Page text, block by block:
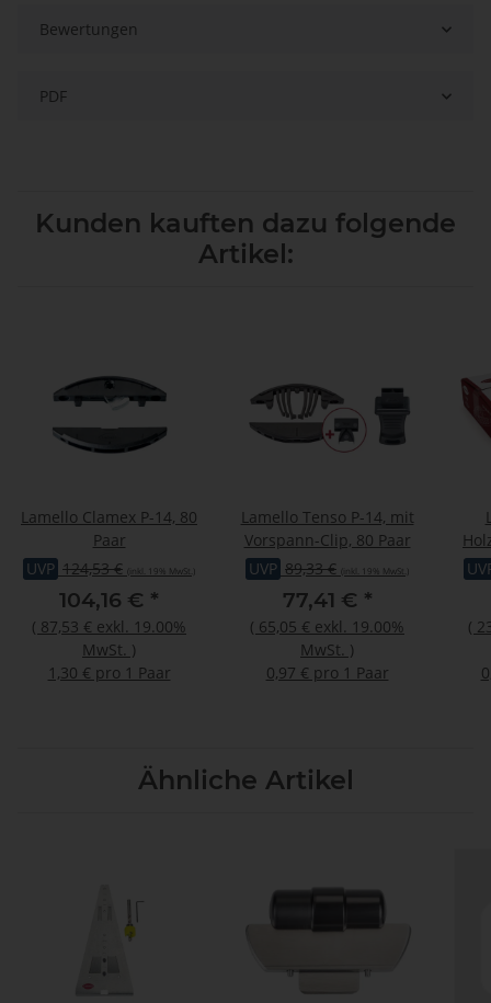
Bewertungen
PDF
Kunden kauften dazu folgende
Artikel:
Lamello Clamex P-14, 80
Paar
UVP 124,53 € (inkl. 19% MwSt.)
104,16 € *
( 87,53 € exkl. 19.00%
MwSt. )
1,30 € pro 1 Paar
Lamello Tenso P-14, mit
Vorspann-Clip, 80 Paar
UVP 89,33 € (inkl. 19% MwSt.)
77,41 € *
( 65,05 € exkl. 19.00%
MwSt. )
0,97 € pro 1 Paar
(
Ähnliche Artikel